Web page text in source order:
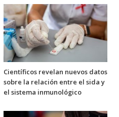
Científicos revelan nuevos datos
sobre la relación entre el sida y
el sistema inmunológico